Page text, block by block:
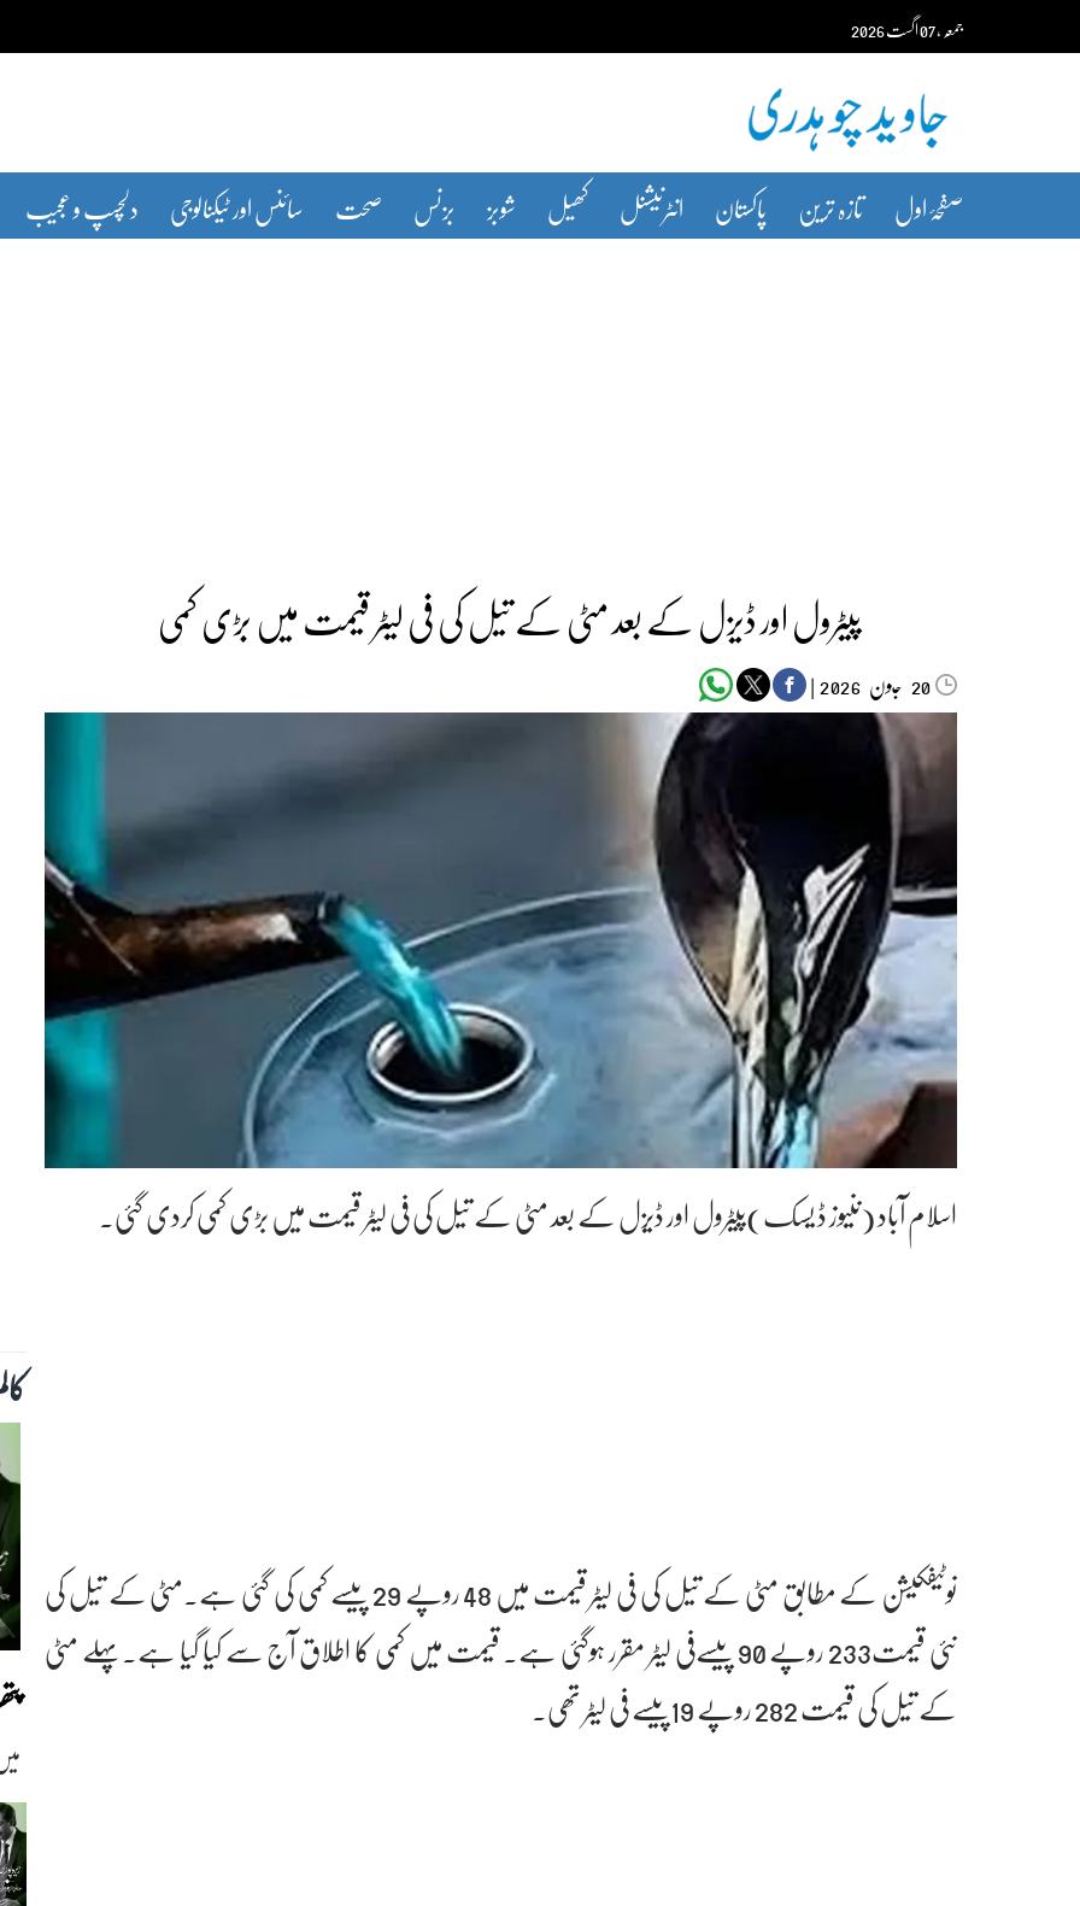
content جمعہ‬‮،07اگست‬‮2026
صفحۂ اول تازہ ترین پاکستان انٹرنیشنل کھیل شوبز بزنس صحت سائنس اور ٹیکنالوجی دلچسپ و عجیب
پیٹرول اور ڈیزل کے بعد مٹی کے تیل کی فی لیٹر قیمت میں بڑی کمی
20 جون‬‮ |
اسلام آباد (ننیوز ڈ یسک)پیٹرول اور ڈیزل کے بعد مٹی کے تیل کی فی لیٹر قیمت میں بڑی کمی کردی گئی۔
نوٹیفکیشن کے مطابق مٹی کے تیل کی فی لیٹر قیمت میں 48 روپے 29 پیسے کمی کی گئی ہے۔مٹی کے تیل کی
نئی قیمت233 روپے 90 پیسےفی لیٹر مقرر ہوگئی ہے۔ قیمت میں کمی کا اطلاق آج سے کیا گیا ہے۔پہلے مٹی
کے تیل کی قیمت 282 روپے 19پیسے فی لیٹر تھی۔